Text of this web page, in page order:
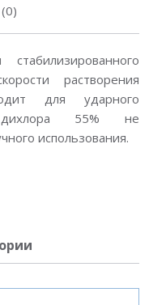
растворения
для ударного
дихлора 55% не
использования.